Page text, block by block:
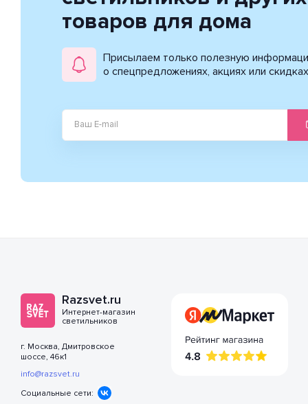
товаров для дома
Присылаем только полезную
о спецпредложениях, акциях или скидках
Razsvet.ru
Интернет-магазин
светильников
г. Москва, Дмитровское
шоссе, 46к1
info@razsvet.ru
Социальные сети: